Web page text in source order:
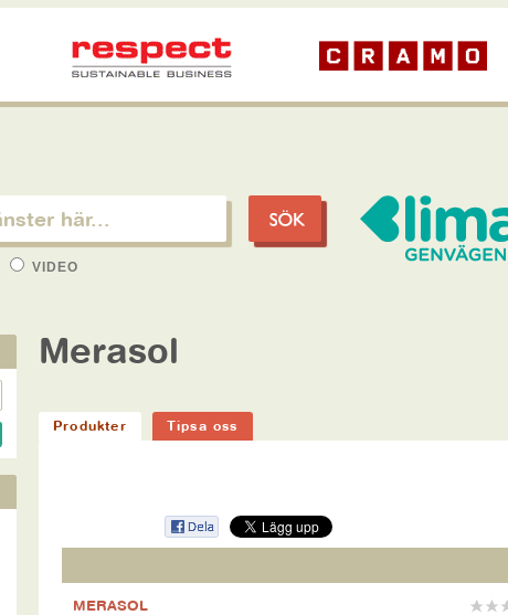
VIDEO
Merasol
Produkter Tipsa oss
MERASOL